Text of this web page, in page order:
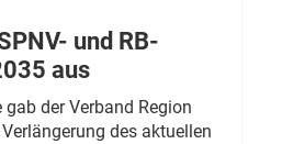
und RB-
aus
gab der Verband Region
des aktuellen